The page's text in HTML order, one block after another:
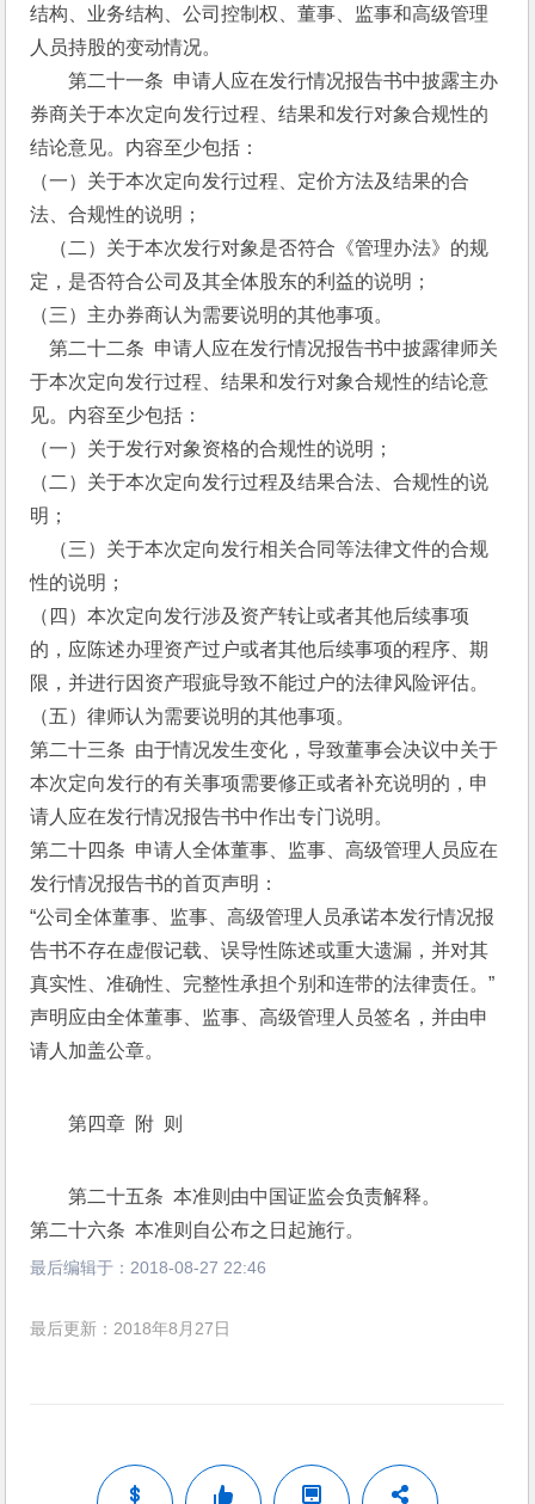
结构、业务结构、公司控制权、董事、监事和高级管理
人员持股的变动情况。
第二十一条  申请人应在发行情况报告书中披露主办
券商关于本次定向发行过程、结果和发行对象合规性的
结论意见。内容至少包括：
（一）关于本次定向发行过程、定价方法及结果的合
法、合规性的说明；
（二）关于本次发行对象是否符合《管理办法》的规
定，是否符合公司及其全体股东的利益的说明；
（三）主办券商认为需要说明的其他事项。
第二十二条  申请人应在发行情况报告书中披露律师关
于本次定向发行过程、结果和发行对象合规性的结论意
见。内容至少包括：
（一）关于发行对象资格的合规性的说明；
（二）关于本次定向发行过程及结果合法、合规性的说
明；
（三）关于本次定向发行相关合同等法律文件的合规
性的说明；
（四）本次定向发行涉及资产转让或者其他后续事项
的，应陈述办理资产过户或者其他后续事项的程序、期
限，并进行因资产瑕疵导致不能过户的法律风险评估。
（五）律师认为需要说明的其他事项。
第二十三条  由于情况发生变化，导致董事会决议中关于
本次定向发行的有关事项需要修正或者补充说明的，申
请人应在发行情况报告书中作出专门说明。
第二十四条  申请人全体董事、监事、高级管理人员应在
发行情况报告书的首页声明：
“公司全体董事、监事、高级管理人员承诺本发行情况报
告书不存在虚假记载、误导性陈述或重大遗漏，并对其
真实性、准确性、完整性承担个别和连带的法律责任。”
声明应由全体董事、监事、高级管理人员签名，并由申
请人加盖公章。
第四章  附  则
第二十五条  本准则由中国证监会负责解释。
第二十六条  本准则自公布之日起施行。
最后编辑于： 2018-08-27 22:46
最后更新：2018年8月27日